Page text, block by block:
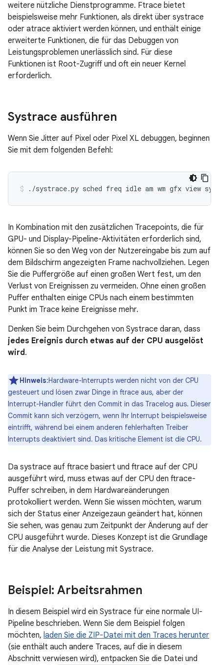
weitere nützliche Dienstprogramme. Ftrace bietet
beispielsweise mehr Funktionen, als direkt über systrace
oder atrace aktiviert werden können, und enthält einige
erweiterte Funktionen, die für das Debuggen von
Leistungsproblemen unerlässlich sind. Für diese
Funktionen ist Root-Zugriff und oft ein neuer Kernel
erforderlich.
Systrace ausführen
Wenn Sie Jitter auf Pixel oder Pixel XL debuggen, beginnen
Sie mit dem folgenden Befehl:
In Kombination mit den zusätzlichen Tracepoints, die für
GPU- und Display-Pipeline-Aktivitäten erforderlich sind,
können Sie so den Weg von der Nutzereingabe bis zum auf
dem Bildschirm angezeigten Frame nachvollziehen. Legen
Sie die Puffergröße auf einen großen Wert fest, um den
Verlust von Ereignissen zu vermeiden. Ohne einen großen
Puffer enthalten einige CPUs nach einem bestimmten
Punkt im Trace keine Ereignisse mehr.
Denken Sie beim Durchgehen von Systrace daran, dass
jedes Ereignis durch etwas auf der CPU ausgelöst
wird.
Hinweis:Hardware-Interrupts werden nicht von der CPU
gesteuert und lösen zwar Dinge in ftrace aus, aber der
Interrupt-Handler führt den Commit in das Tracelog aus. Dieser
Commit kann sich verzögern, wenn Ihr Interrupt beispielsweise
eintrifft, während bei einem anderen fehlerhaften Treiber
Interrupts deaktiviert sind. Das kritische Element ist die CPU.
Da systrace auf ftrace basiert und ftrace auf der CPU
ausgeführt wird, muss etwas auf der CPU den ftrace-
Puffer schreiben, in dem Hardwareänderungen
protokolliert werden. Wenn Sie wissen möchten, warum
sich der Status einer Anzeigezaun geändert hat, können
Sie sehen, was genau zum Zeitpunkt der Änderung auf der
CPU ausgeführt wurde. Dieses Konzept ist die Grundlage
für die Analyse der Leistung mit Systrace.
Beispiel: Arbeitsrahmen
In diesem Beispiel wird ein Systrace für eine normale UI-
Pipeline beschrieben. Wenn Sie dem Beispiel folgen
möchten, laden Sie die ZIP-Datei mit den Traces herunter
(sie enthält auch andere Traces, auf die in diesem
Abschnitt verwiesen wird), entpacken Sie die Datei und